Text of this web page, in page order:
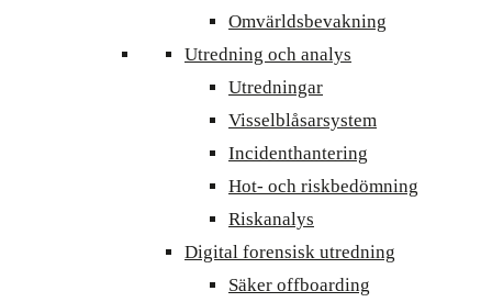
Omvärldsbevakning
Utredning och analys
Utredningar
Visselblåsarsystem
Incidenthantering
Hot- och riskbedömning
Riskanalys
Digital forensisk utredning
Säker offboarding